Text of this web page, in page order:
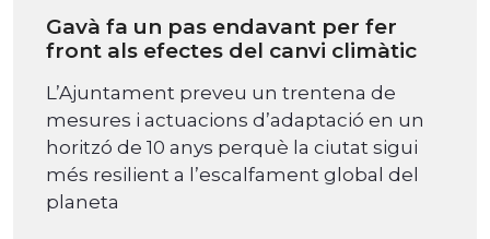
Gavà fa un pas endavant per fer
front als efectes del canvi climàtic
L’Ajuntament preveu un trentena de
mesures i actuacions d’adaptació en un
horitzó de 10 anys perquè la ciutat sigui
més resilient a l’escalfament global del
planeta